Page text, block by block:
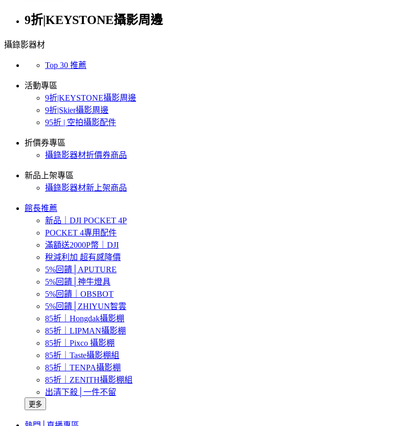
9折|KEYSTONE攝影周邊
攝錄影器材
Top 30 推薦
活動專區
9折|KEYSTONE攝影周邊
9折|Skier攝影周邊
95折 | 空拍攝影配件
折價券專區
攝錄影器材折價券商品
新品上架專區
攝錄影器材新上架商品
館長推薦
新品｜DJI POCKET 4P
POCKET 4專用配件
滿額送2000P幣｜DJI
稅減利加 超有感降價
5%回饋│APUTURE
5%回饋│神牛燈具
5%回饋｜OBSBOT
5%回饋│ZHIYUN智雲
85折｜Hongdak攝影棚
85折｜LIPMAN攝影棚
85折｜Pixco 攝影棚
85折｜Taste攝影棚組
85折｜TENPA攝影棚
85折｜ZENITH攝影棚組
出清下殺│一件不留
更多